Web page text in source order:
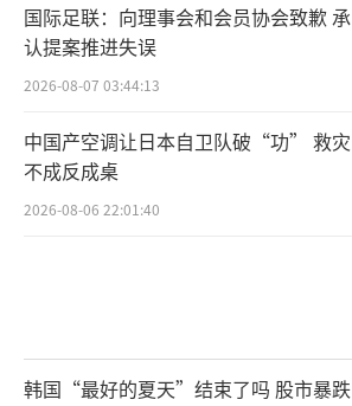
国际足联：向理事会和会员协会致歉 承
认提案推进失误
2026-08-07 03:44:13
中国产空调让日本自卫队破“功” 救灾
不成反成桌
2026-08-06 22:01:40
韩国“最好的夏天”结束了吗 股市暴跌